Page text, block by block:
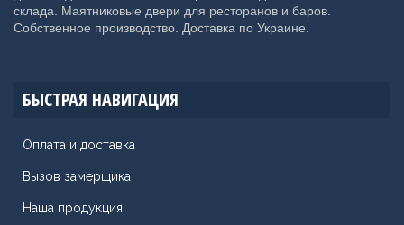
склада. Маятниковые двери для ресторанов и баров.
Собственное производство. Доставка по Украине.
БЫСТРАЯ НАВИГАЦИЯ
Оплата и доставка
Вызов замерщика
Наша продукция